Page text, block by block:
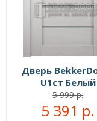
Дверь
U1ст Белый
5 999 р.
5 391 р.